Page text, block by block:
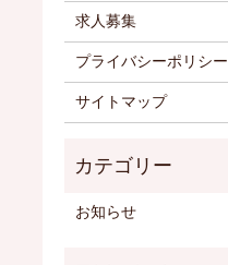
求人募集
プライバシーポリシー
サイトマップ
お知らせ